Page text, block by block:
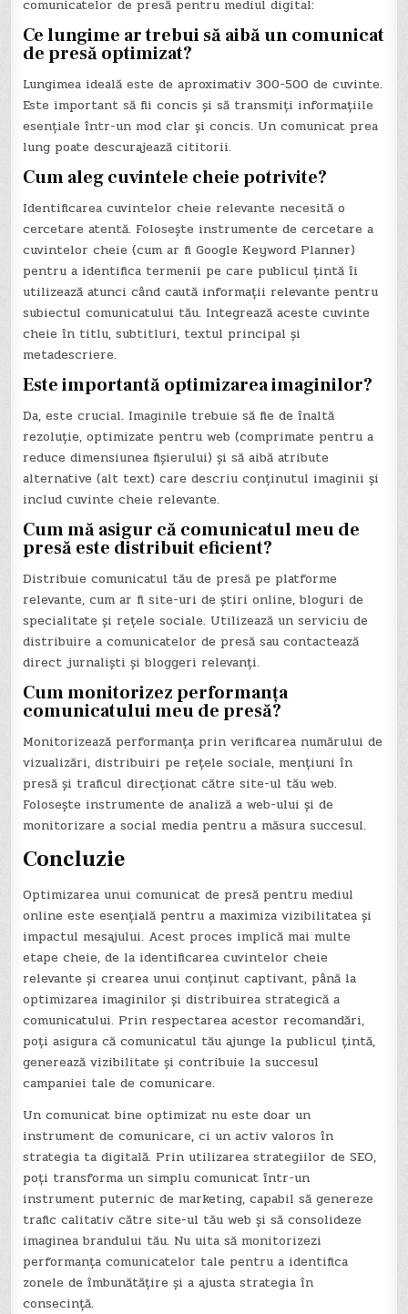
comunicatelor de presă pentru mediul digital:
Ce lungime ar trebui să aibă un comunicat
de presă optimizat?
Lungimea ideală este de aproximativ 300-500 de cuvinte.
Este important să fii concis și să transmiți informațiile
esențiale într-un mod clar și concis. Un comunicat prea
lung poate descurajează cititorii.
Cum aleg cuvintele cheie potrivite?
Identificarea cuvintelor cheie relevante necesită o
cercetare atentă. Folosește instrumente de cercetare a
cuvintelor cheie (cum ar fi Google Keyword Planner)
pentru a identifica termenii pe care publicul țintă îi
utilizează atunci când caută informații relevante pentru
subiectul comunicatului tău. Integrează aceste cuvinte
cheie în titlu, subtitluri, textul principal și
metadescriere.
Este importantă optimizarea imaginilor?
Da, este crucial. Imaginile trebuie să fie de înaltă
rezoluție, optimizate pentru web (comprimate pentru a
reduce dimensiunea fișierului) și să aibă atribute
alternative (alt text) care descriu conținutul imaginii și
includ cuvinte cheie relevante.
Cum mă asigur că comunicatul meu de
presă este distribuit eficient?
Distribuie comunicatul tău de presă pe platforme
relevante, cum ar fi site-uri de știri online, bloguri de
specialitate și rețele sociale. Utilizează un serviciu de
distribuire a comunicatelor de presă sau contactează
direct jurnaliști și bloggeri relevanți.
Cum monitorizez performanța
comunicatului meu de presă?
Monitorizează performanța prin verificarea numărului de
vizualizări, distribuiri pe rețele sociale, mențiuni în
presă și traficul direcționat către site-ul tău web.
Folosește instrumente de analiză a web-ului și de
monitorizare a social media pentru a măsura succesul.
Concluzie
Optimizarea unui comunicat de presă pentru mediul
online este esențială pentru a maximiza vizibilitatea și
impactul mesajului. Acest proces implică mai multe
etape cheie, de la identificarea cuvintelor cheie
relevante și crearea unui conținut captivant, până la
optimizarea imaginilor și distribuirea strategică a
comunicatului. Prin respectarea acestor recomandări,
poți asigura că comunicatul tău ajunge la publicul țintă,
generează vizibilitate și contribuie la succesul
campaniei tale de comunicare.
Un comunicat bine optimizat nu este doar un
instrument de comunicare, ci un activ valoros în
strategia ta digitală. Prin utilizarea strategiilor de SEO,
poți transforma un simplu comunicat într-un
instrument puternic de marketing, capabil să genereze
trafic calitativ către site-ul tău web și să consolideze
imaginea brandului tău. Nu uita să monitorizezi
performanța comunicatelor tale pentru a identifica
zonele de îmbunătățire și a ajusta strategia în
consecință.